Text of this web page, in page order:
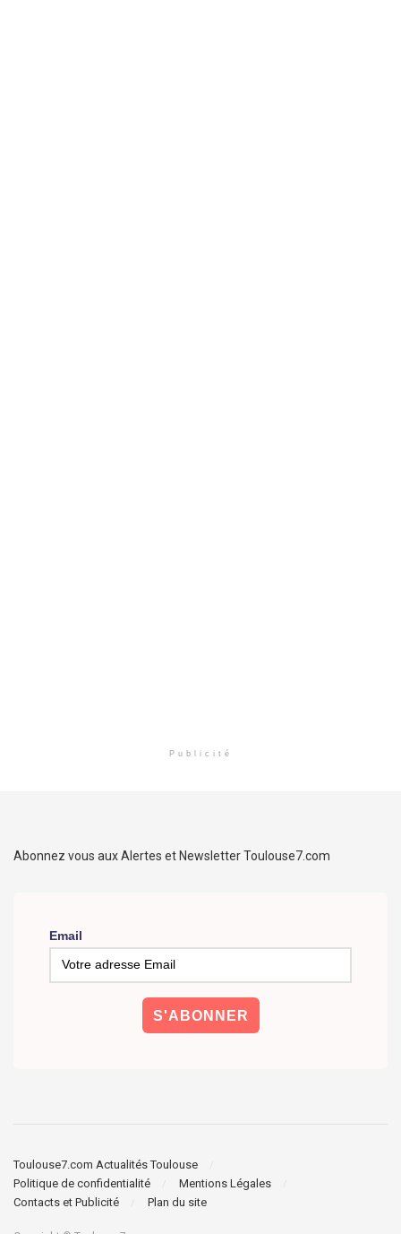
Publicité
Abonnez vous aux Alertes et Newsletter Toulouse7.com
Email
Toulouse7.com Actualités Toulouse
Politique de confidentialité
Mentions Légales
Contacts et Publicité
Plan du site